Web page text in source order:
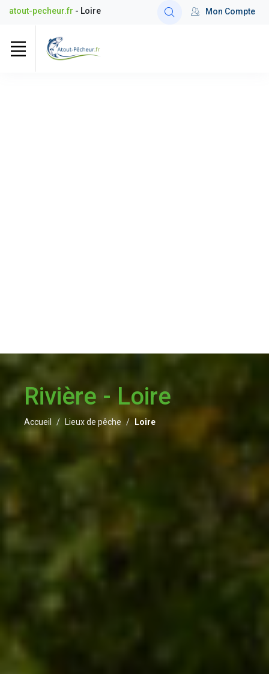
atout-pecheur.fr - Loire Mon Compte
Rivière - Loire
Accueil Lieux de pêche Loire